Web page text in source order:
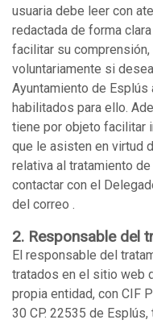
usuaria debe leer con
redactada de forma
facilitar su
voluntariamente si
Ayuntamiento de
habilitados para ello.
tiene por objeto facilitar
que le asisten en virtud
relativa al tratamiento
contactar con el
del correo .
2. Responsable del
El responsable del
tratados en el sitio web
propia entidad, con CIF
30 CP. 22535 de